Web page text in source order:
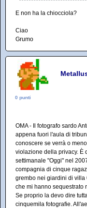
E non ha la chiocciola?
Ciao
Grumo
0 punti
OMA - Il fotografo sardo
appena fuori l'aula di
conoscere se verrà o
violazione della privacy. È
settimanale "Oggi" nel
compagnia di cinque
grembo nei giardini di villa
che mi hanno sequestrato
Se proprio la devo dire
cinquemila fotografie.